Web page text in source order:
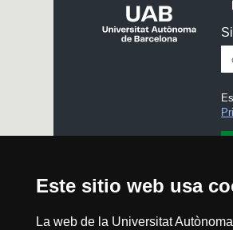
Este sitio web usa
La web de la Universitat